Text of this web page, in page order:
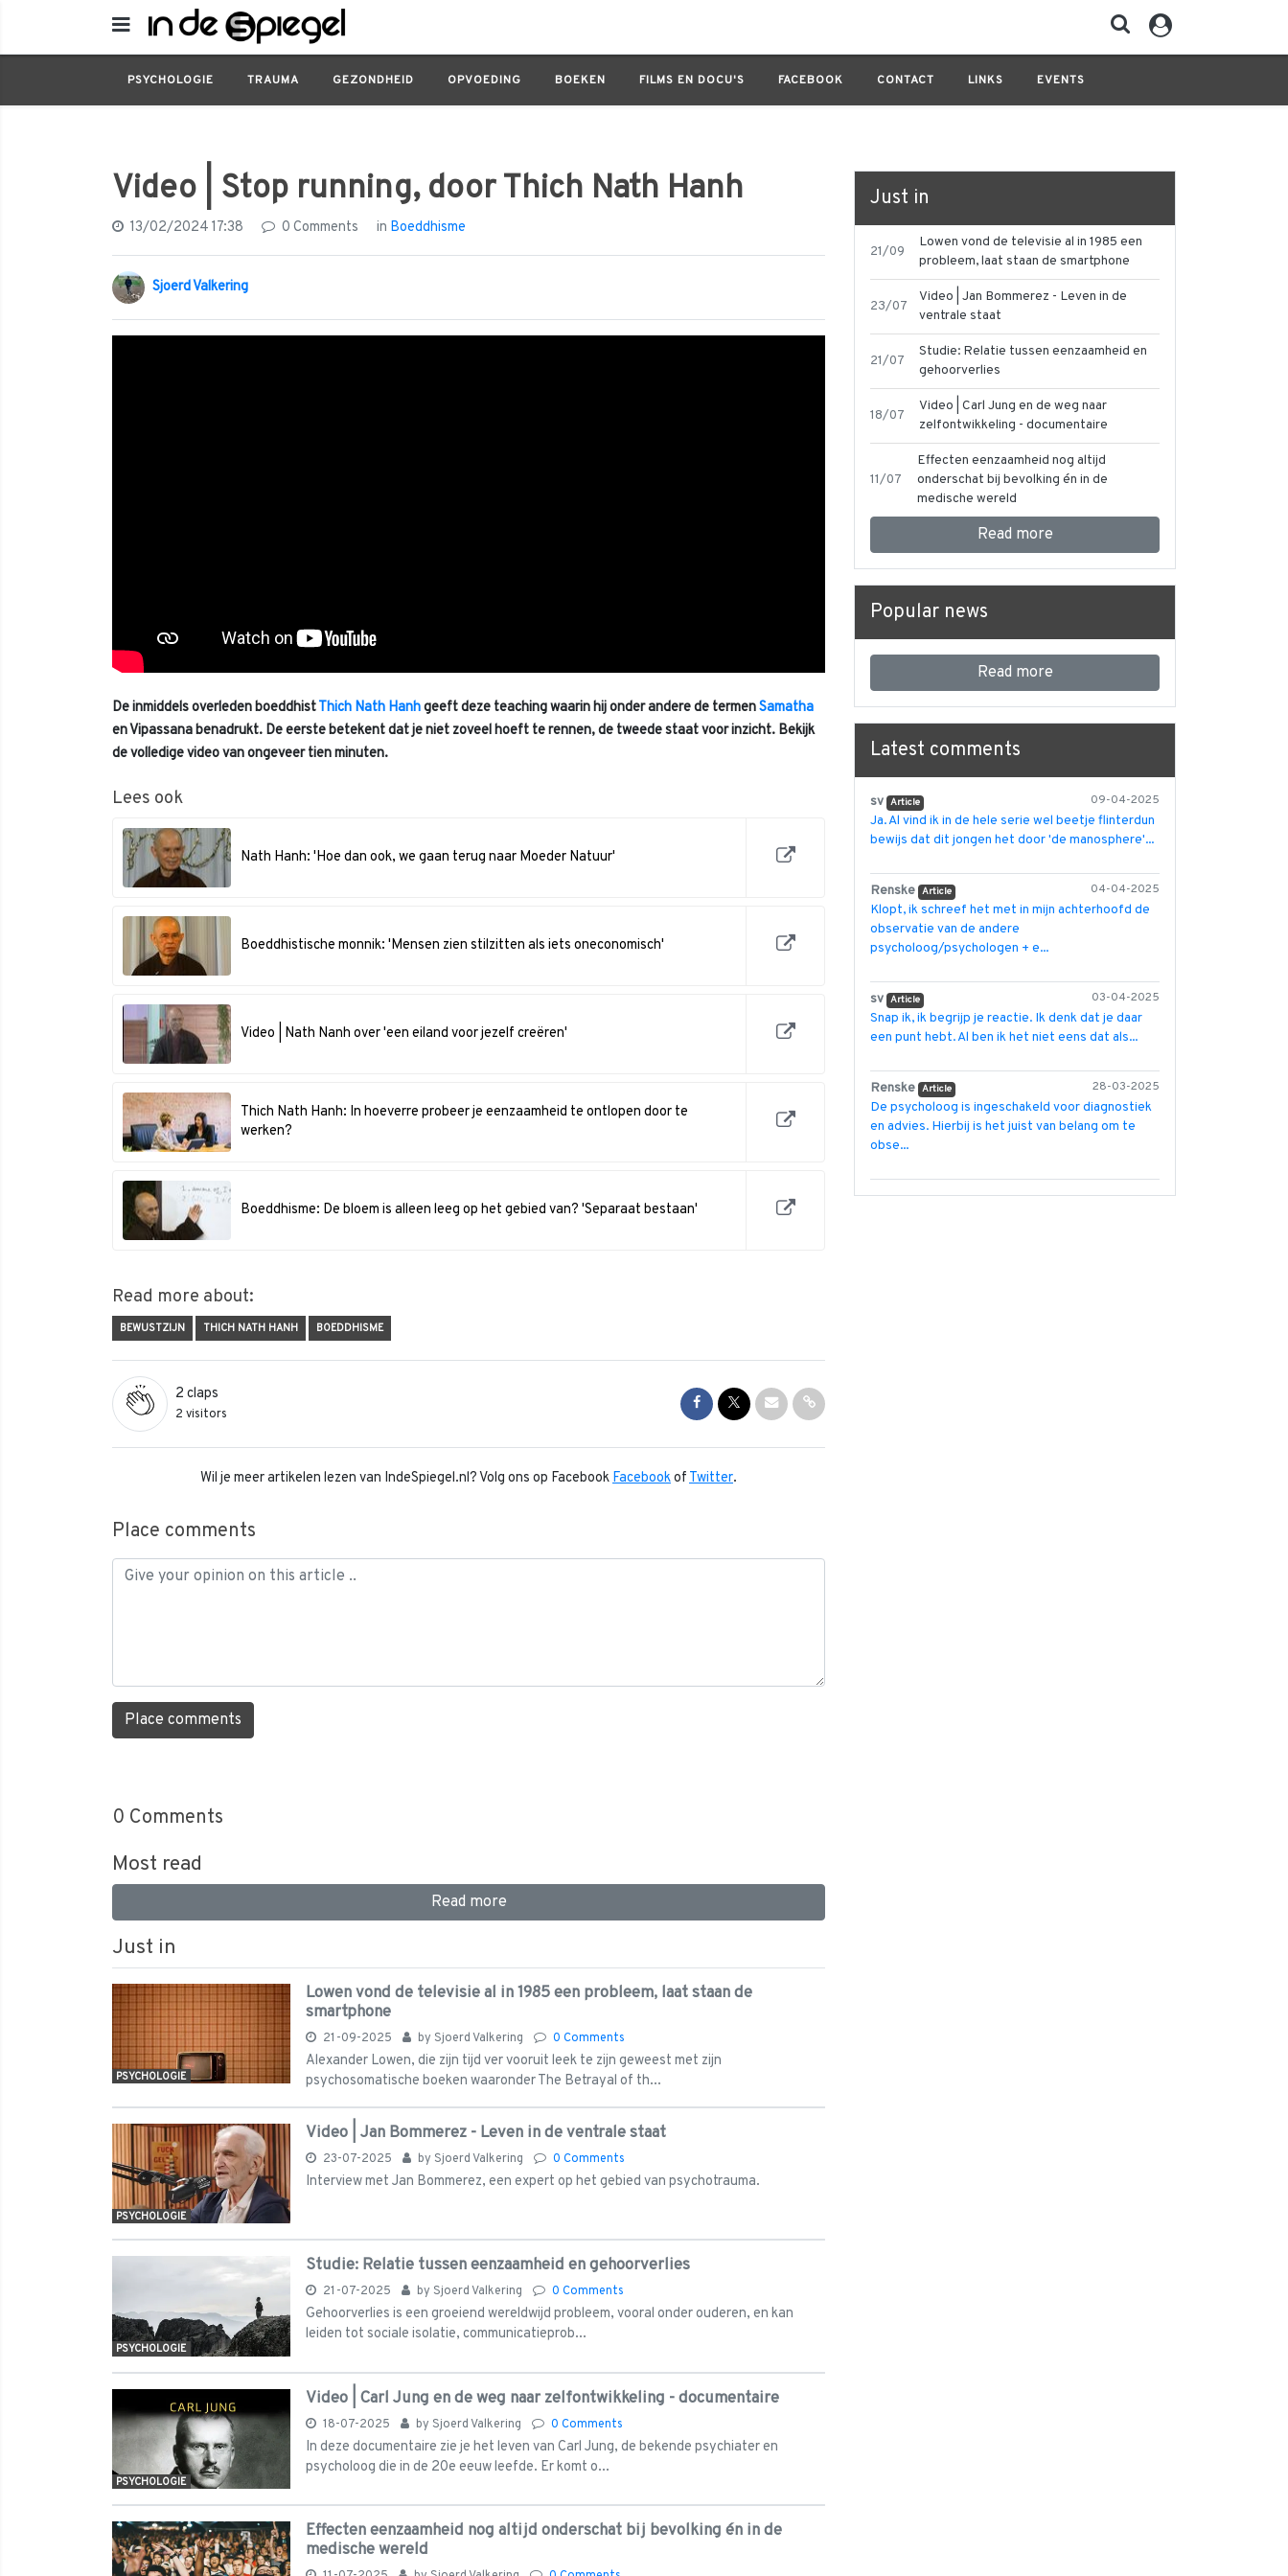
PSYCHOLOGIE TRAUMA GEZONDHEID OPVOEDING BOEKEN FILMS EN DOCU'S FACEBOOK CONTACT LINKS EVENTS
Boeddhisme Video | Stop running, door Thich Nath Hanh
Video | Stop running, door Thich Nath Hanh
13/02/2024 17:38 0 Comments in Boeddhisme
Sjoerd Valkering
De inmiddels overleden boeddhistThich Nath Hanhgeeft deze teaching waarin hij onder andere de termenSamatha
en Vipassana benadrukt. De eerste betekent dat je niet zoveel hoeft te rennen, de tweede staat voor inzicht. Bekijk
de volledige video van ongeveer tien minuten.
Lees ook
Nath Hanh: 'Hoe dan ook, we gaan terug naar Moeder Natuur'
Boeddhistische monnik: 'Mensen zien stilzitten als iets oneconomisch'
Video | Nath Nanh over 'een eiland voor jezelf creëren'
Thich Nath Hanh: In hoeverre probeer je eenzaamheid te ontlopen door te
werken?
Boeddhisme: De bloem is alleen leeg op het gebied van? 'Separaat bestaan'
Read more about:
BEWUSTZIJN THICH NATH HANH BOEDDHISME
2 claps
2 visitors
Share on Facebook
Share on Twitter
Share via Mail
Share link
Wil je meer artikelen lezen van IndeSpiegel.nl? Volg ons op Facebook Facebookof Twitter.
Place comments
Place comments
0 Comments
Most read
Read more
Just in
PSYCHOLOGIE
Lowen vond de televisie al in 1985 een probleem, laat staan de
smartphone
21-09-2025 by Sjoerd Valkering 0 Comments
Alexander Lowen, die zijn tijd ver vooruit leek te zijn geweest met zijn
psychosomatische boeken waaronder The Betrayal of th...
PSYCHOLOGIE
Video | Jan Bommerez - Leven in de ventrale staat
23-07-2025 by Sjoerd Valkering 0 Comments
Interview met Jan Bommerez, een expert op het gebied van psychotrauma.
PSYCHOLOGIE
Studie: Relatie tussen eenzaamheid en gehoorverlies
21-07-2025 by Sjoerd Valkering 0 Comments
Gehoorverlies is een groeiend wereldwijd probleem, vooral onder ouderen, en kan
leiden tot sociale isolatie, communicatieprob...
PSYCHOLOGIE
Video | Carl Jung en de weg naar zelfontwikkeling - documentaire
18-07-2025 by Sjoerd Valkering 0 Comments
In deze documentaire zie je het leven van Carl Jung, de bekende psychiater en
psycholoog die in de 20e eeuw leefde. Er komt o...
Effecten eenzaamheid nog altijd onderschat bij bevolking én in de
medische wereld
Just in
21/09
Lowen vond de televisie al in 1985 een
probleem, laat staan de smartphone
23/07
Video | Jan Bommerez - Leven in de
ventrale staat
21/07
Studie: Relatie tussen eenzaamheid en
gehoorverlies
18/07
Video | Carl Jung en de weg naar
zelfontwikkeling - documentaire
11/07
Effecten eenzaamheid nog altijd
onderschat bij bevolking én in de
medische wereld
Read more
Popular news
Read more
Latest comments
09-04-2025
sv Article
Ja. Al vind ik in de hele serie wel beetje flinterdun
bewijs dat dit jongen het door 'de manosphere'...
04-04-2025
Renske Article
Klopt, ik schreef het met in mijn achterhoofd de
observatie van de andere
psycholoog/psychologen + e...
03-04-2025
sv Article
Snap ik, ik begrijp je reactie. Ik denk dat je daar
een punt hebt. Al ben ik het niet eens dat als...
28-03-2025
Renske Article
De psycholoog is ingeschakeld voor diagnostiek
en advies. Hierbij is het juist van belang om te
obse...